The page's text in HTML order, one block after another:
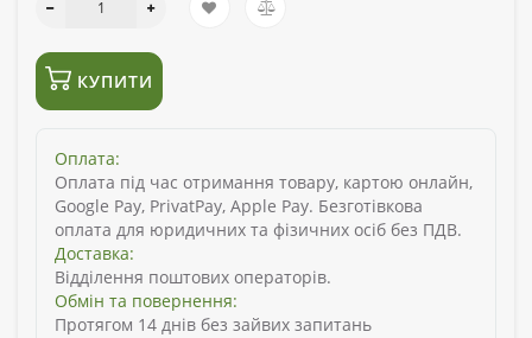
КУПИТИ
Оплата:
Оплата під час отримання товару, картою онлайн,
Google Pay, PrivatPay, Apple Pay. Безготівкова
оплата для юридичних та фізичних осіб без ПДВ.
Доставка:
Відділення поштових операторів.
Обмін та повернення:
Протягом 14 днів без зайвих запитань